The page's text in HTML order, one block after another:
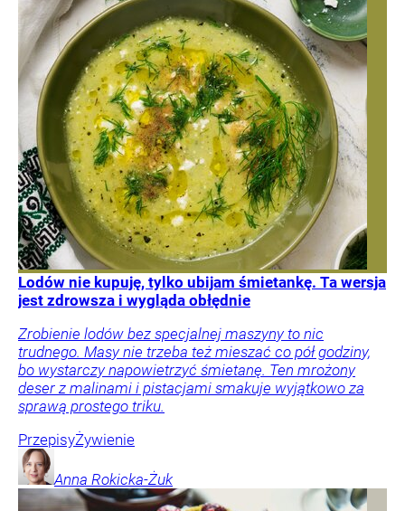
Lodów nie kupuję, tylko ubijam śmietankę. Ta wersja
jest zdrowsza i wygląda obłędnie
Zrobienie lodów bez specjalnej maszyny to nic
trudnego. Masy nie trzeba też mieszać co pół godziny,
bo wystarczy napowietrzyć śmietanę. Ten mrożony
deser z malinami i pistacjami smakuje wyjątkowo za
sprawą prostego triku.
PrzepisyŻywienie
Anna Rokicka-Żuk